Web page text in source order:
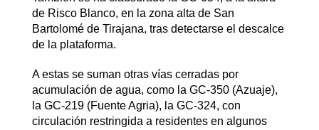
de Risco Blanco, en la zona alta de San
Bartolomé de Tirajana, tras detectarse el descalce
de la plataforma.
A estas se suman otras vías cerradas por
acumulación de agua, como la GC-350 (Azuaje),
la GC-219 (Fuente Agria), la GC-324, con
circulación restringida a residentes en algunos